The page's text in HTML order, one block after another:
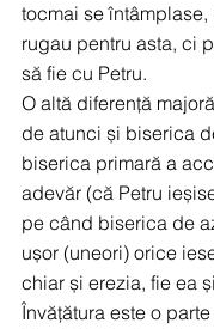
tocmai se
rugau pentru asta, ci
să fie cu Petru.
O altă diferență
de atunci și biserica
biserica primară a
adevăr (că Petru
pe când biserica de
ușor (uneori) orice
chiar și erezia, fie ea
Învățătura este o